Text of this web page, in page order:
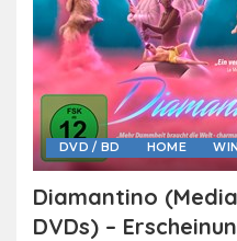
DVD / BD HOME WIN
Diamantino
DVDs) –